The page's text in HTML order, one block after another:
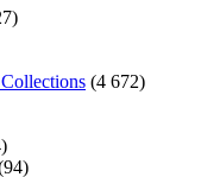
(4 672)